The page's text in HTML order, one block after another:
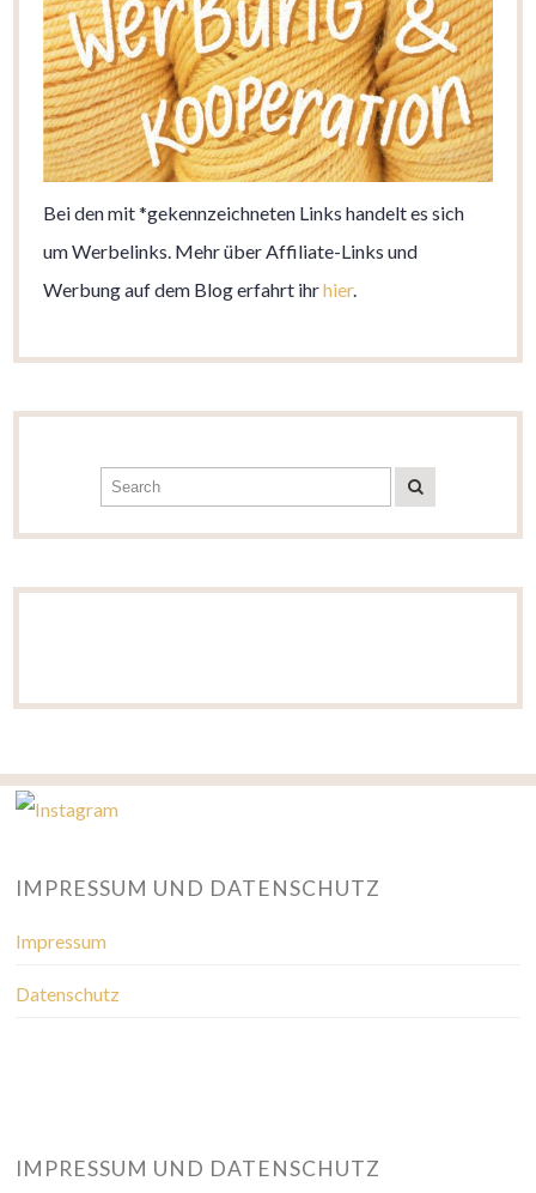
Bei den mit *gekennzeichneten Links handelt es sich
um Werbelinks. Mehr über Affiliate-Links und
Werbung auf dem Blog erfahrt ihrhier.
IMPRESSUM UND DATENSCHUTZ
Impressum
Datenschutz
IMPRESSUM UND DATENSCHUTZ